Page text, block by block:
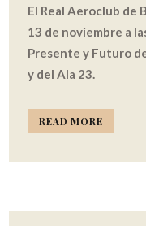
El Real Aeroclub de
13 de noviembre a
Presente y Futuro
y del Ala 23.
READ MORE